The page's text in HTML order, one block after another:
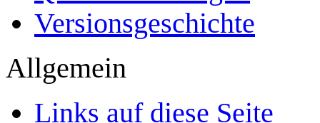
Versionsgeschichte
Allgemein
Links auf diese Seite